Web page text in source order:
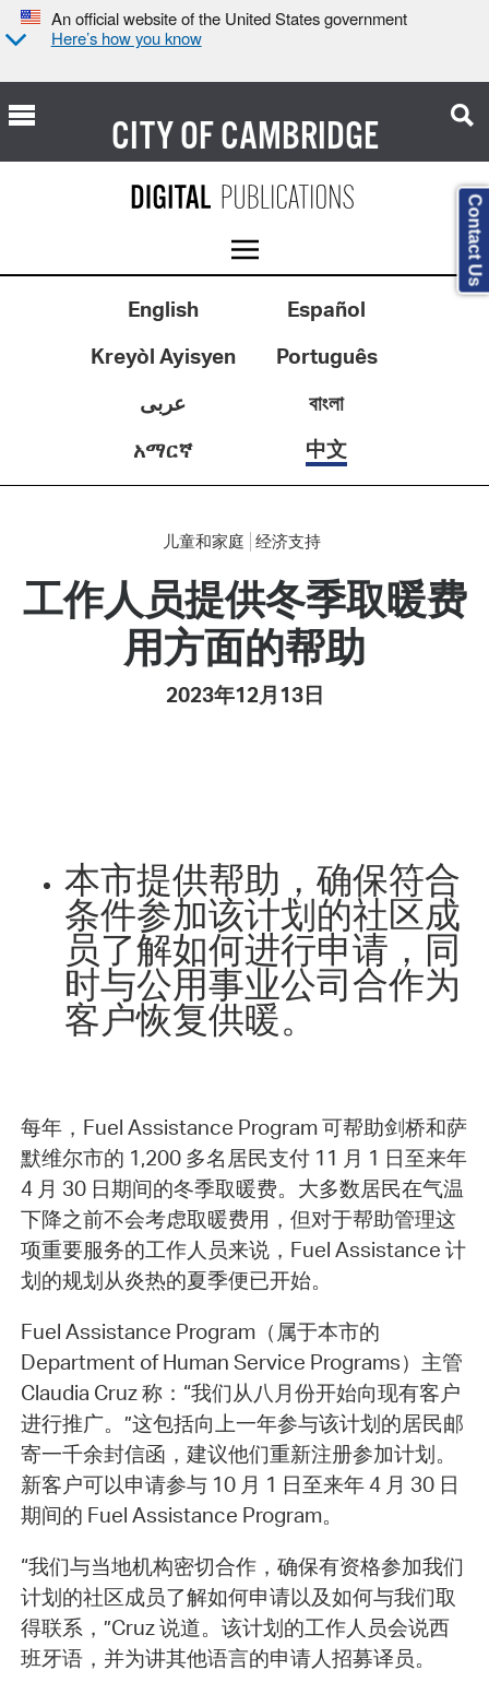
An official website of the United States government
Here’s how you know
CITY OFCAMBRIDGE
English
Español
Kreyòl Ayisyen
Português
عربى
বাংলা
አማርኛ
中文
儿童和家庭 经济支持
工作人员提供冬季取暖费
用方面的帮助
2023年12月13日
本市提供帮助，确保符合
条件参加该计划的社区成
员了解如何进行申请，同
时与公用事业公司合作为
客户恢复供暖。
每年，Fuel Assistance Program 可帮助剑桥和萨
默维尔市的 1,200 多名居民支付 11 月 1 日至来年
4 月 30 日期间的冬季取暖费。大多数居民在气温
下降之前不会考虑取暖费用，但对于帮助管理这
项重要服务的工作人员来说，Fuel Assistance 计
划的规划从炎热的夏季便已开始。
Fuel Assistance Program（属于本市的
Department of Human Service Programs）主管
Claudia Cruz 称：“我们从八月份开始向现有客户
进行推广。”这包括向上一年参与该计划的居民邮
寄一千余封信函，建议他们重新注册参加计划。
新客户可以申请参与 10 月 1 日至来年 4 月 30 日
期间的 Fuel Assistance Program。
“我们与当地机构密切合作，确保有资格参加我们
计划的社区成员了解如何申请以及如何与我们取
得联系，”Cruz 说道。该计划的工作人员会说西
班牙语，并为讲其他语言的申请人招募译员。
Contact Us